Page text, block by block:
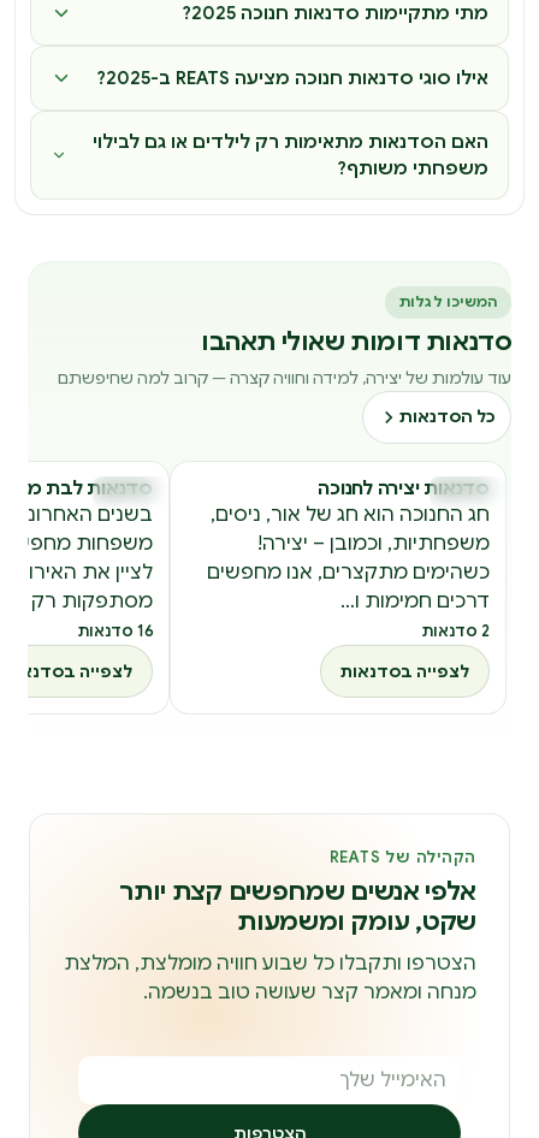
מתי מתקיימות סדנאות חנוכה 2025?
אילו סוגי סדנאות חנוכה מציעה REATS ב-2025?
האם הסדנאות מתאימות רק לילדים או גם לבילוי
משפחתי משותף?
המשיכו לגלות
סדנאות דומות שאולי תאהבו
עוד עולמות של יצירה, למידה וחוויה קצרה — קרוב למה שחיפשתם
כל הסדנאות
ס
סדנאות
סדנאות יצירה לחנוכה
חג החנוכה הוא חג של אור, ניסים,
משפחתיות, וכמובן – יצירה!
כשהימים מתקצרים, אנו מחפשים
דרכים חמימות ו…
2 סדנאות
לצפייה בסדנאות
ס
סדנאות
סדנאות לבת
בשנים האחרונות
משפחות מחפשות
לציין את האירוע
מסתפקות רק
16 סדנאות
לצפייה בסדנאות
הקהילה של REATS
אלפי אנשים שמחפשים קצת יותר
שקט, עומק ומשמעות
הצטרפו ותקבלו כל שבוע חוויה מומלצת, המלצת
מנחה ומאמר קצר שעושה טוב בנשמה.
הצטרפות